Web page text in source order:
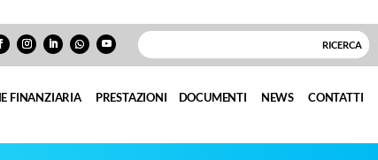
FINANZIARIA PRESTAZIONI DOCUMENTI NEWS CONTATTI